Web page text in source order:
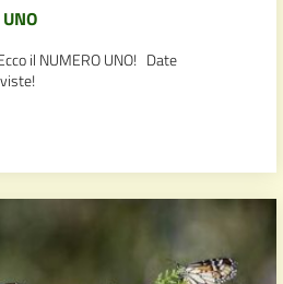
il NUMERO UNO! Date